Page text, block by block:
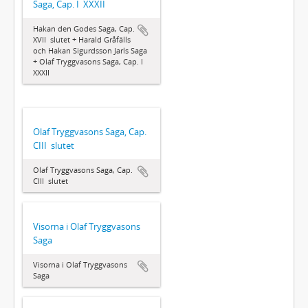
Saga, Cap. I  XXXII
Hakan den Godes Saga, Cap.
XVII  slutet + Harald Gråfälls
och Hakan Sigurdsson Jarls Saga
+ Olaf Tryggvasons Saga, Cap. I 
XXXII
Olaf Tryggvasons Saga, Cap.
CIII  slutet
Olaf Tryggvasons Saga, Cap.
CIII  slutet
Visorna i Olaf Tryggvasons
Saga
Visorna i Olaf Tryggvasons
Saga